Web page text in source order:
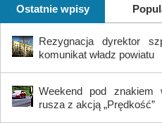
Ostatnie wpisy
Rezygnacja dyrektor
komunikat władz powiatu
Weekend pod znakiem
rusza z akcją „Prędkość”